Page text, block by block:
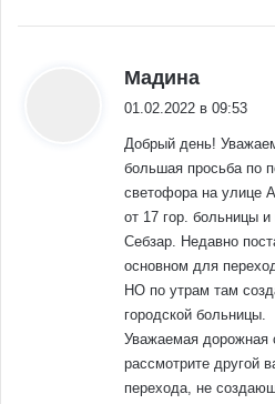
Мадина
01.02.2022 в 09:53
Добрый день!
большая просьба по
светофора на улице
от 17 гор. больницы
Себзар. Недавно
основном для
НО по утрам там
городской больницы.
Уважаемая дорожная
рассмотрите другой
перехода, не